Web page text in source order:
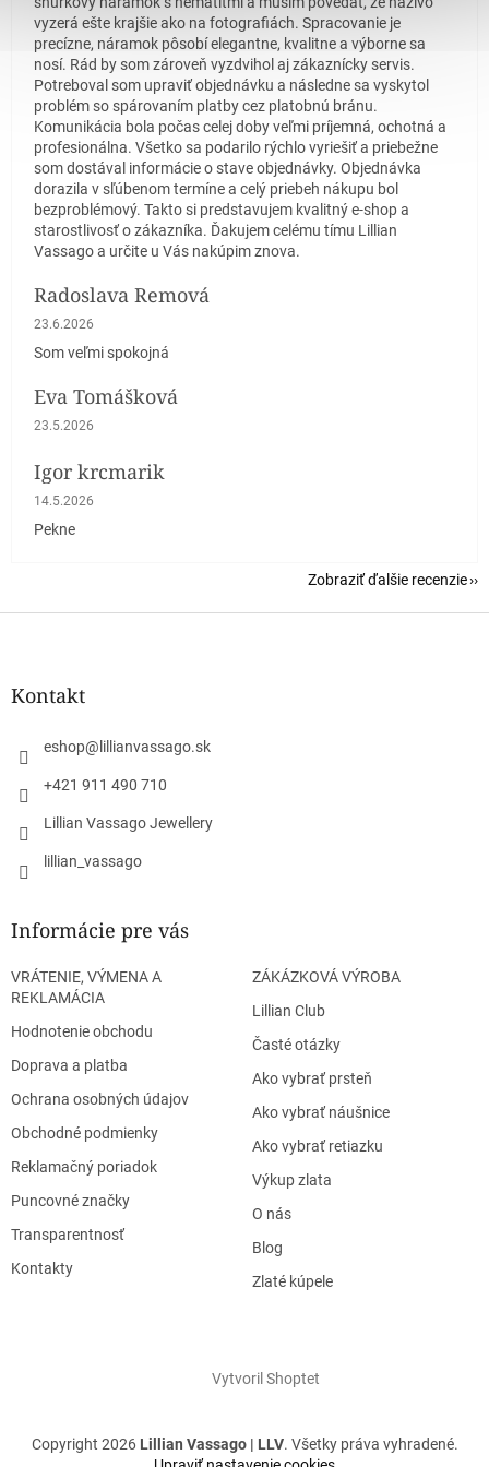
vyzerá ešte krajšie ako na fotografiách. Spracovanie je
precízne, náramok pôsobí elegantne, kvalitne a výborne sa
nosí. Rád by som zároveň vyzdvihol aj zákaznícky servis.
Potreboval som upraviť objednávku a následne sa vyskytol
problém so spárovaním platby cez platobnú bránu.
Komunikácia bola počas celej doby veľmi príjemná, ochotná a
profesionálna. Všetko sa podarilo rýchlo vyriešiť a priebežne
som dostával informácie o stave objednávky. Objednávka
dorazila v sľúbenom termíne a celý priebeh nákupu bol
bezproblémový. Takto si predstavujem kvalitný e-shop a
starostlivosť o zákazníka. Ďakujem celému tímu Lillian
Vassago a určite u Vás nakúpim znova.
Radoslava Remová
Hodnotenie obchodu je 5 z 5 hviezdičiek.
23.6.2026
Som veľmi spokojná
Eva Tomášková
Hodnotenie obchodu je 5 z 5 hviezdičiek.
23.5.2026
Igor krcmarik
Hodnotenie obchodu je 5 z 5 hviezdičiek.
14.5.2026
Pekne
Zobraziť ďalšie recenzie
Z
Kontakt
eshop@ lillianvassago.sk
+421 911 490 710
Lillian Vassago Jewellery
lillian_vassago
Informácie pre vás
VRÁTENIE, VÝMENA A
REKLAMÁCIA
Hodnotenie obchodu
Doprava a platba
Ochrana osobných údajov
Obchodné podmienky
Reklamačný poriadok
Puncovné značky
Transparentnosť
Kontakty
ZÁKÁZKOVÁ VÝROBA
Lillian Club
Časté otázky
Ako vybrať prsteň
Ako vybrať náušnice
Ako vybrať retiazku
Výkup zlata
O nás
Blog
Zlaté kúpele
Vytvoril Shoptet
Copyright 2026 Lillian Vassago | LLV. Všetky práva vyhradené.